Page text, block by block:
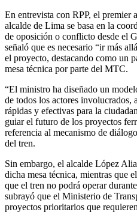
En entrevista con RPP, el premier
alcalde de Lima se basa en la
de oposición o conflicto desde el
señaló que es necesario “ir más
el proyecto, destacando como un
mesa técnica por parte del MTC.
“El ministro ha diseñado un
de todos los actores involucrados,
rápidas y efectivas para la
guiar el futuro de los proyectos
referencia al mecanismo de
del tren.
Sin embargo, el alcalde López
dicha mesa técnica, mientras que
que el tren no podrá operar
subrayó que el Ministerio de
proyectos prioritarios que